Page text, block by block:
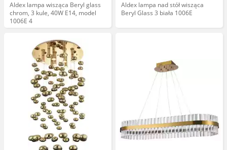
Aldex lampa wisząca Beryl glass
chrom, 3 kule, 40W E14, model
1006E 4
Aldex lampa nad stół wisząca
Beryl Glass 3 biała 1006E